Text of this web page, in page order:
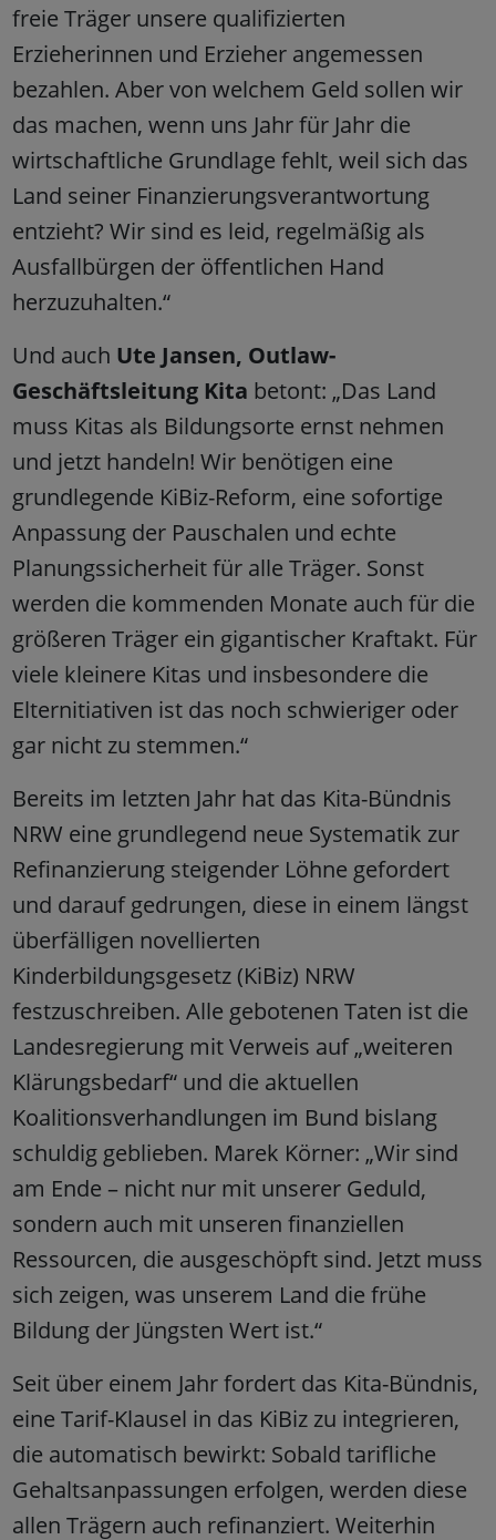
freie Träger unsere qualifizierten
Erzieherinnen und Erzieher angemessen
bezahlen. Aber von welchem Geld sollen wir
das machen, wenn uns Jahr für Jahr die
wirtschaftliche Grundlage fehlt, weil sich das
Land seiner Finanzierungsverantwortung
entzieht? Wir sind es leid, regelmäßig als
Ausfallbürgen der öffentlichen Hand
herzuzuhalten.“
Und auch Ute Jansen, Outlaw-
Geschäftsleitung Kita betont: „Das Land
muss Kitas als Bildungsorte ernst nehmen
und jetzt handeln! Wir benötigen eine
grundlegende KiBiz-Reform, eine sofortige
Anpassung der Pauschalen und echte
Planungssicherheit für alle Träger. Sonst
werden die kommenden Monate auch für die
größeren Träger ein gigantischer Kraftakt. Für
viele kleinere Kitas und insbesondere die
Elternitiativen ist das noch schwieriger oder
gar nicht zu stemmen.“
Bereits im letzten Jahr hat das Kita-Bündnis
NRW eine grundlegend neue Systematik zur
Refinanzierung steigender Löhne gefordert
und darauf gedrungen, diese in einem längst
überfälligen novellierten
Kinderbildungsgesetz (KiBiz) NRW
festzuschreiben. Alle gebotenen Taten ist die
Landesregierung mit Verweis auf „weiteren
Klärungsbedarf“ und die aktuellen
Koalitionsverhandlungen im Bund bislang
schuldig geblieben. Marek Körner: „Wir sind
am Ende – nicht nur mit unserer Geduld,
sondern auch mit unseren finanziellen
Ressourcen, die ausgeschöpft sind. Jetzt muss
sich zeigen, was unserem Land die frühe
Bildung der Jüngsten Wert ist.“
Seit über einem Jahr fordert das Kita-Bündnis,
eine Tarif-Klausel in das KiBiz zu integrieren,
die automatisch bewirkt: Sobald tarifliche
Gehaltsanpassungen erfolgen, werden diese
allen Trägern auch refinanziert. Weiterhin